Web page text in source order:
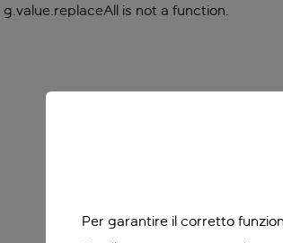
g.value.replaceAll is not a function.
Per garantire il corretto